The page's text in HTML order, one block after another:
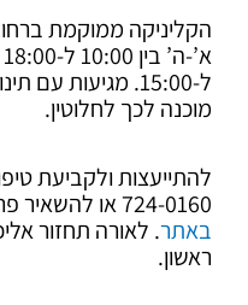
ל-15:00. מגיעות
מוכנה לכך לחלוטין.
724-0160 או להשאיר פרטים
באתר. לאורה תחזור
ראשון.